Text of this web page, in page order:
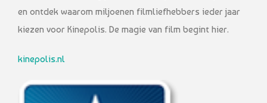
en ontdek waarom miljoenen filmliefhebbers ieder jaar
kiezen voor Kinepolis. De magie van film begint hier.
kinepolis.nl